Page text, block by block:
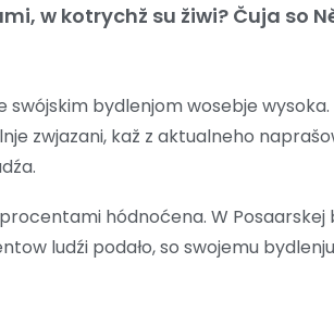
w kotrychž su žiwi? Čuja so
bydlenjom wosebje
zwjazani, kaž z aktualneho
hódnoćena. W Posaarskej
ludźi podało, so swojemu